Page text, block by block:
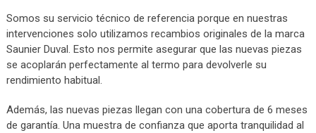
Somos su servicio técnico de referencia porque en nuestras
intervenciones solo utilizamos recambios originales de la marca
Saunier Duval. Esto nos permite asegurar que las nuevas piezas
se acoplarán perfectamente al termo para devolverle su
rendimiento habitual.
Además, las nuevas piezas llegan con una cobertura de 6 meses
de garantía. Una muestra de confianza que aporta tranquilidad al